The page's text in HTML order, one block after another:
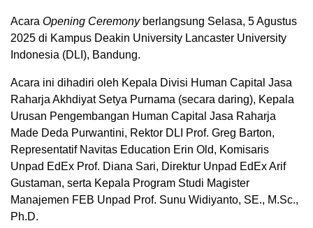
Acara Opening Ceremonyberlangsung Selasa, 5 Agustus
2025 di Kampus Deakin University Lancaster University
Indonesia (DLI), Bandung.
Acara ini dihadiri oleh Kepala Divisi Human Capital Jasa
Raharja Akhdiyat Setya Purnama (secara daring), Kepala
Urusan Pengembangan Human Capital Jasa Raharja
Made Deda Purwantini, Rektor DLI Prof. Greg Barton,
Representatif Navitas Education Erin Old, Komisaris
Unpad EdEx Prof. Diana Sari, Direktur Unpad EdEx Arif
Gustaman, serta Kepala Program Studi Magister
Manajemen FEB Unpad Prof. Sunu Widiyanto, SE., M.Sc.,
Ph.D.